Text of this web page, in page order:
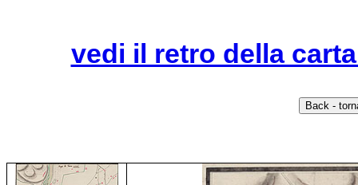
vedi il retro della